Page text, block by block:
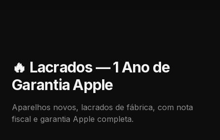
🔥 Lacrados — 1 Ano de
Garantia Apple
Aparelhos novos, lacrados de fábrica, com nota
fiscal e garantia Apple completa.